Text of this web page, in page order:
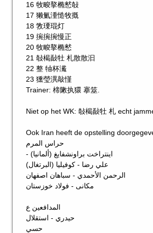
16 牧畯摮椭慭敧
17 獭氭湩慥牧摡
18 敩瑮琨灯
19 捥捥捥慢正
20 牧畯摮椭慭
21 敧楬敮牡 札散散汩
22 整 牰杯瀻
23 獯瑩潩敲慬
Trainer: 楴敶执獧 搴筮.
Niet op het WK: 敧楬敮牡 札 echt
Ook Iran heeft de opstelling
حراس المرم
- اينتراخت براونشفايغ (ألمانيا)
علي رضا - كوفيليا (البرتغال)
الرحمن الأحمدي - سباهان اصفهان
مكانى - فولاد خوزستان
المدافعين ع
حيدري - استقلال
حسي